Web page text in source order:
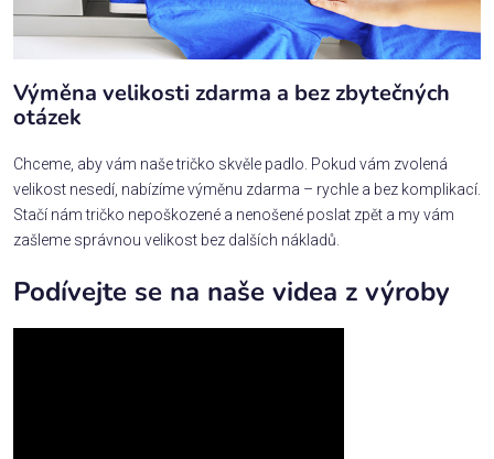
Výměna velikosti zdarma a bez zbytečných
otázek
Chceme, aby vám naše tričko skvěle padlo. Pokud vám zvolená
velikost nesedí, nabízíme výměnu zdarma – rychle a bez komplikací.
Stačí nám tričko nepoškozené a nenošené poslat zpět a my vám
zašleme správnou velikost bez dalších nákladů.
Podívejte se na naše videa z výroby